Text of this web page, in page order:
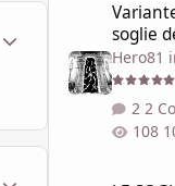
Statistiche Autoresoglie
Hero81
2